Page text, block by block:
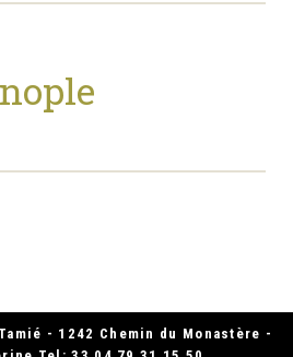
- 1242 Chemin du Monastère -